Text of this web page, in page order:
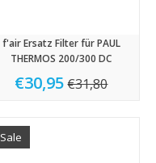
f'air Ersatz Filter für PAUL
THERMOS 200/300 DC
€30,95 €31,80
Sale